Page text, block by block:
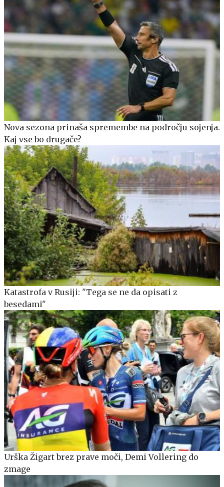
Nova sezona prinaša spremembe na področju sojenja.
Kaj vse bo drugače?
Katastrofa v Rusiji: "Tega se ne da opisati z
besedami"
Urška Žigart brez prave moči, Demi Vollering do
zmage